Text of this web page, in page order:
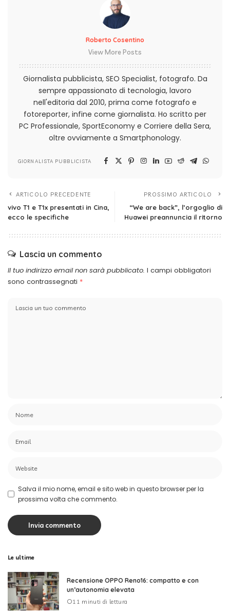
Roberto Cosentino
View More Posts
Giornalista pubblicista, SEO Specialist, fotografo. Da
sempre appassionato di tecnologia, lavoro
nell'editoria dal 2010, prima come fotografo e
fotoreporter, infine come giornalista. Ho scritto per
PC Professionale, SportEconomy e Corriere della Sera,
oltre ovviamente a Smartphonology.
GIORNALISTA PUBBLICISTA
ARTICOLO PRECEDENTE
vivo T1 e T1x presentati in Cina,
ecco le specifiche
PROSSIMO ARTICOLO
“We are back”, l’orgoglio di
Huawei preannuncia il ritorno
Lascia un commento
Il tuo indirizzo email non sarà pubblicato. I campi obbligatori
sono contrassegnati *
Salva il mio nome, email e sito web in questo browser per la
prossima volta che commento.
Le ultime
Recensione OPPO Reno16: compatto e con
un’autonomia elevata
11 minuti di lettura